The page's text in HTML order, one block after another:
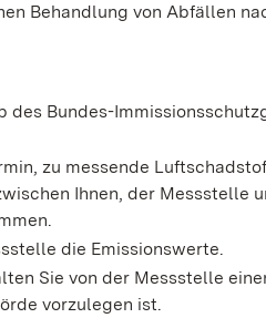
Behandlung von Abfällen
des Bundes-
zu messende
Ihnen, der Messstelle
die Emissionswerte.
Sie von der Messstelle
vorzulegen ist.